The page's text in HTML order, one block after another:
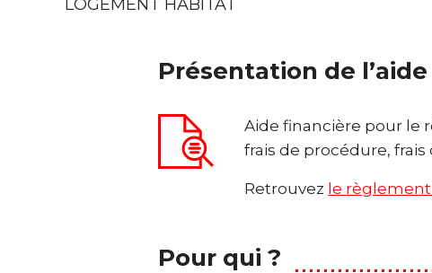
LOGEMENT HABITAT
Présentation de l’aide
Aide financière pour le
frais de procédure,
Retrouvez le
Pour qui ?